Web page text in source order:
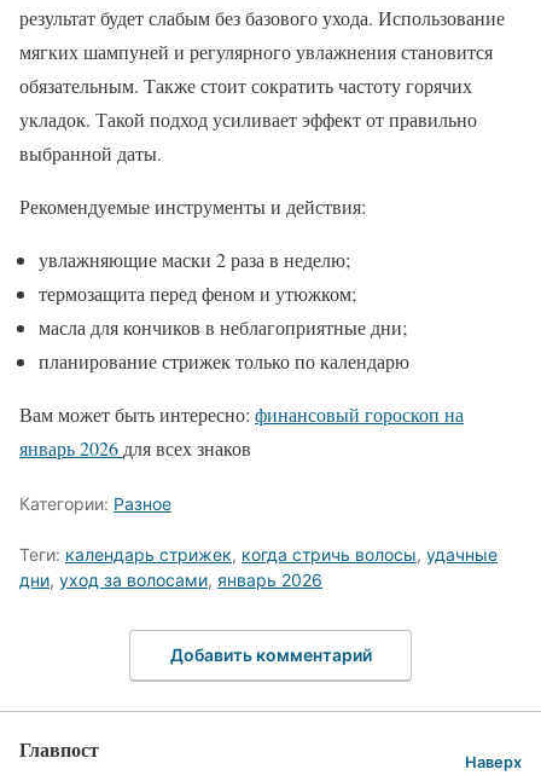
результат будет слабым без базового ухода. Использование
мягких шампуней и регулярного увлажнения становится
обязательным. Также стоит сократить частоту горячих
укладок. Такой подход усиливает эффект от правильно
выбранной даты.
Рекомендуемые инструменты и действия:
увлажняющие маски 2 раза в неделю;
термозащита перед феном и утюжком;
масла для кончиков в неблагоприятные дни;
планирование стрижек только по календарю
Вам может быть интересно: финансовый гороскоп на
январь 2026 для всех знаков
Категории: Разное
Теги: календарь стрижек, когда стричь волосы, удачные
дни, уход за волосами, январь 2026
Добавить комментарий
Главпост Наверх